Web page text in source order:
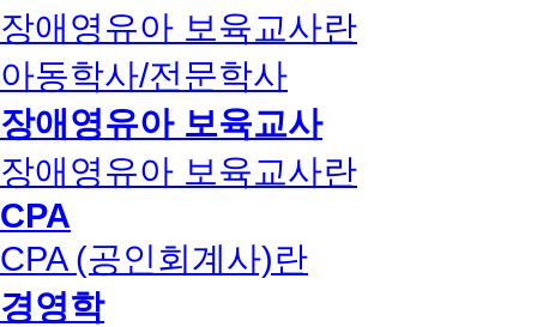
장애영유아 보육교사란
아동학사/전문학사
장애영유아 보육교사
장애영유아 보육교사란
CPA
CPA (공인회계사)란
경영학